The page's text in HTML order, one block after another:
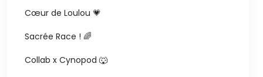
Cœur de Loulou 💗
Sacrée Race ! 🌈
Collab x Cynopod 🐺